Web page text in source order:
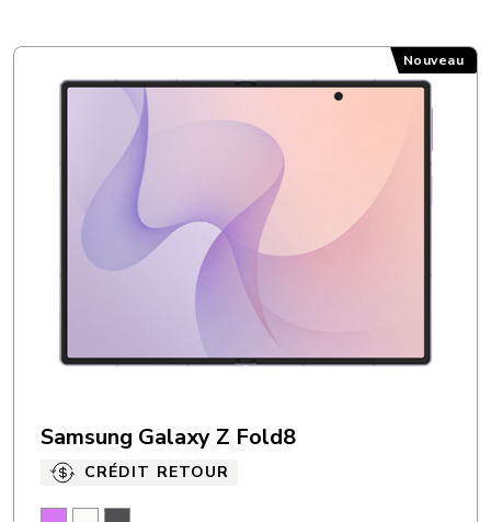
Samsung Galaxy Z Fold8
Samsung Galaxy Z Fold8
Nouveau
CRÉDIT RETOUR